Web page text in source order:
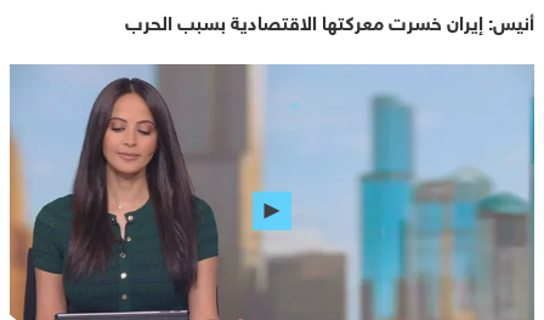
أنيس: إيران خسرت معركتها الاقتصادية بسبب الحرب